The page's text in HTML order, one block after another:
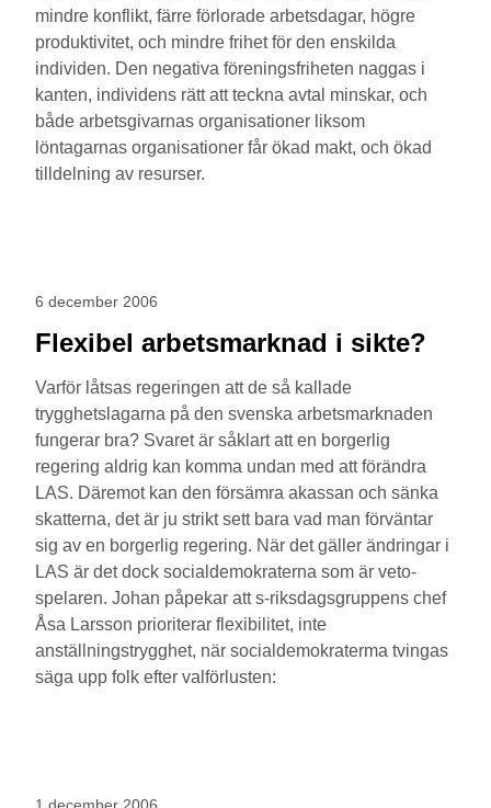
mindre konflikt, färre förlorade arbetsdagar, högre
produktivitet, och mindre frihet för den enskilda
individen. Den negativa föreningsfriheten naggas i
kanten, individens rätt att teckna avtal minskar, och
både arbetsgivarnas organisationer liksom
löntagarnas organisationer får ökad makt, och ökad
tilldelning av resurser.
6 december 2006
Flexibel arbetsmarknad i sikte?
Varför låtsas regeringen att de så kallade
trygghetslagarna på den svenska arbetsmarknaden
fungerar bra? Svaret är såklart att en borgerlig
regering aldrig kan komma undan med att förändra
LAS. Däremot kan den försämra akassan och sänka
skatterna, det är ju strikt sett bara vad man förväntar
sig av en borgerlig regering. När det gäller ändringar i
LAS är det dock socialdemokraterna som är veto-
spelaren. Johan påpekar att s-riksdagsgruppens chef
Åsa Larsson prioriterar flexibilitet, inte
anställningstrygghet, när socialdemokraterma tvingas
säga upp folk efter valförlusten: